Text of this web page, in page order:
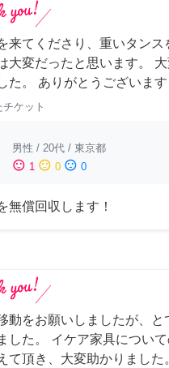
来てくださり、重いタンス
大変だったと思います。
た。 ありがとうございます
ケット
男性 / 20代 / 東京都
sentiment_satisfied 1 sentiment_neutral 0 sentiment_dissatisfied 0
無償回収します！
動をお願いしましたが、と
した。 イケア家具につい
て頂き、大変助かりました